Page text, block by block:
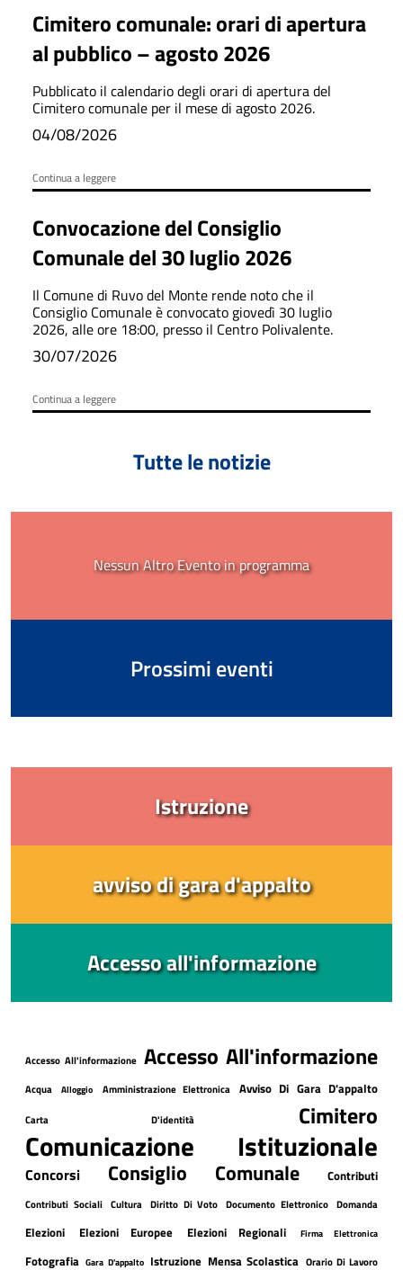
Cimitero comunale: orari di apertura
al pubblico – agosto 2026
Pubblicato il calendario degli orari di apertura del
Cimitero comunale per il mese di agosto 2026.
04/08/2026
Continua a leggere
Convocazione del Consiglio
Comunale del 30 luglio 2026
Il Comune di Ruvo del Monte rende noto che il
Consiglio Comunale è convocato giovedì 30 luglio
2026, alle ore 18:00, presso il Centro Polivalente.
30/07/2026
Continua a leggere
Tutte le notizie
Nessun Altro Evento in programma
Prossimi eventi
Istruzione
avviso di gara d'appalto
Accesso all'informazione
Accesso All'informazione Accesso All'informazione
Acqua Alloggio Amministrazione Elettronica Avviso Di Gara D'appalto
Carta D'identità Cimitero
Comunicazione Istituzionale
Concorsi Consiglio Comunale Contributi
Contributi Sociali Cultura Diritto Di Voto Documento Elettronico Domanda
Elezioni Elezioni Europee Elezioni Regionali Firma Elettronica
Fotografia Gara D'appalto Istruzione Mensa Scolastica Orario Di Lavoro